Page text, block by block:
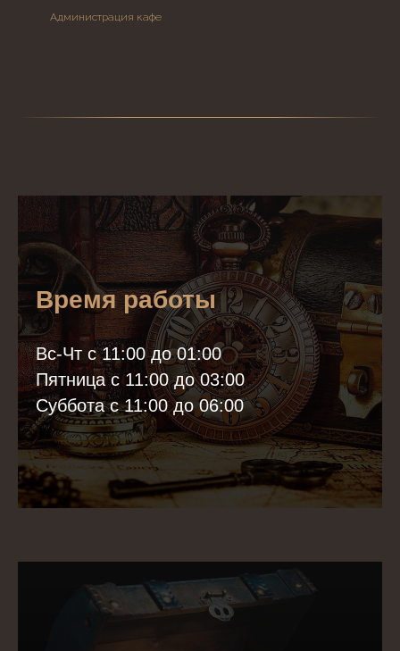
Администрация кафе
Время работы
Вс-Чт с 11:00 до 01:00
Пятница с 11:00 до 03:00
Суббота с 11:00 до 06:00